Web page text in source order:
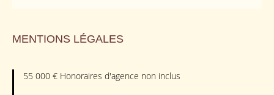
MENTIONS LÉGALES
55 000 € Honoraires d'agence non inclus